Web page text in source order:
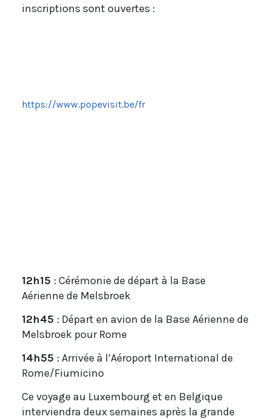
inscriptions sont ouvertes :
https://www.popevisit.be/fr
12h15 : Cérémonie de départ à la Base
Aérienne de Melsbroek
12h45 : Départ en avion de la Base Aérienne de
Melsbroek pour Rome
14h55 : Arrivée à l’Aéroport International de
Rome/Fiumicino
Ce voyage au Luxembourg et en Belgique
interviendra deux semaines après la grande